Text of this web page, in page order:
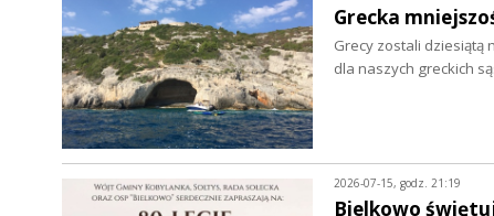
Grecka
Grecy zostali dziesiątą
dla naszych greckich
2026-07-15, godz. 21:19
Bielkowo